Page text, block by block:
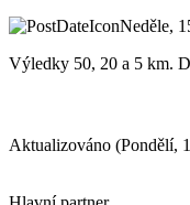
Neděle,
Výledky 50, 20 a 5 km.
Aktualizováno (Pondělí,